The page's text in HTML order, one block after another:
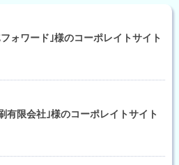
ォワード｣様のコーポレイトサイト
有限会社｣様のコーポレイトサイト